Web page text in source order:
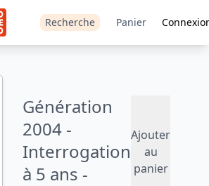
Recherche Panier
Génération
2004 -
Interrogation
à 5 ans -
Ajouter
au
panier